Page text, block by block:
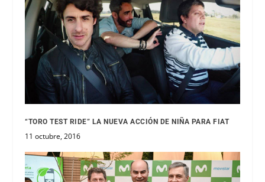
“TORO TEST RIDE” LA NUEVA ACCIÓN DE NIÑA PARA FIAT
11 octubre, 2016